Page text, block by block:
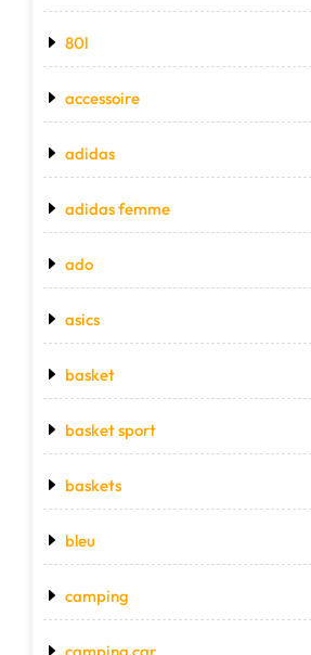
80l
accessoire
adidas
adidas femme
ado
asics
basket
basket sport
baskets
bleu
camping